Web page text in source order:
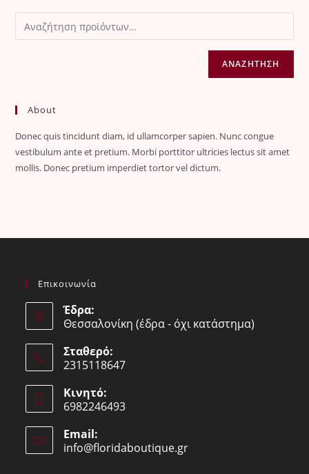
ΑΝΑΖΉΤΗΣΗ
About
Donec quis tincidunt diam, id ullamcorper sapien. Nunc congue
vestibulum ante et pretium. Morbi porttitor ultricies lectus sit amet
mollis. Donec pretium imperdiet tortor vel dictum.
Επικοινωνία
Έδρα:
Θεσσαλονίκη (έδρα - όχι κατάστημα)
Σταθερό:
2315118647
in
your
application
Κινητό:
6982246493
in
your
Email:
info@floridaboutique.grOpens